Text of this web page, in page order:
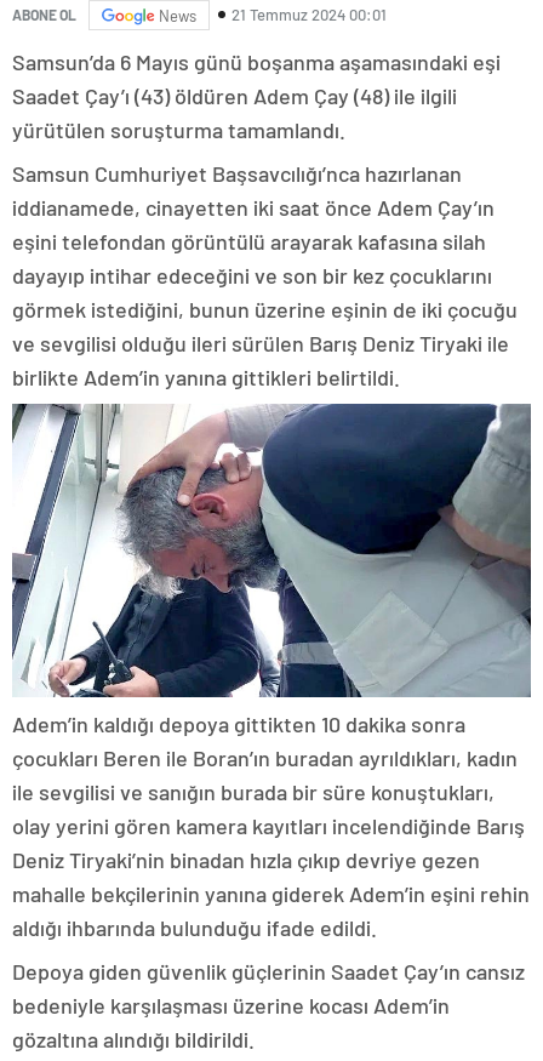
ABONE OL News 21 Temmuz 2024 00:01
Samsun’da 6 Mayıs günü boşanma aşamasındaki eşi
Saadet Çay’ı (43) öldüren Adem Çay (48) ile ilgili
yürütülen soruşturma tamamlandı.
Samsun Cumhuriyet Başsavcılığı’nca hazırlanan
iddianamede, cinayetten iki saat önce Adem Çay’ın
eşini telefondan görüntülü arayarak kafasına silah
dayayıp intihar edeceğini ve son bir kez çocuklarını
görmek istediğini, bunun üzerine eşinin de iki çocuğu
ve sevgilisi olduğu ileri sürülen Barış Deniz Tiryaki ile
birlikte Adem’in yanına gittikleri belirtildi.
Adem’in kaldığı depoya gittikten 10 dakika sonra
çocukları Beren ile Boran’ın buradan ayrıldıkları, kadın
ile sevgilisi ve sanığın burada bir süre konuştukları,
olay yerini gören kamera kayıtları incelendiğinde Barış
Deniz Tiryaki’nin binadan hızla çıkıp devriye gezen
mahalle bekçilerinin yanına giderek Adem’in eşini rehin
aldığı ihbarında bulunduğu ifade edildi.
Depoya giden güvenlik güçlerinin Saadet Çay’ın cansız
bedeniyle karşılaşması üzerine kocası Adem’in
gözaltına alındığı bildirildi.